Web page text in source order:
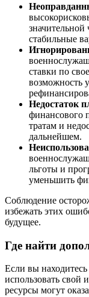
значительной
стабильные
ставки по
возможность
Недостаток
финансового
тратам и
дальнейшем.
льготы и
уменьшить
Соблюдение
избежать этих
будущее.
Где найти
Если вы
использовать свой
ресурсы могут